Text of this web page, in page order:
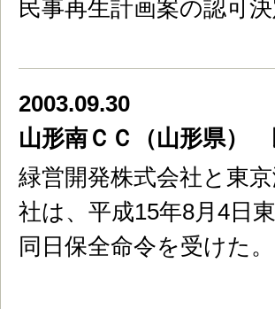
民事再生計画案の認可
2003.09.30
山形南ＣＣ（山形県）
緑営開発株式会社と東
社は、平成15年8月4日
同日保全命令を受けた。